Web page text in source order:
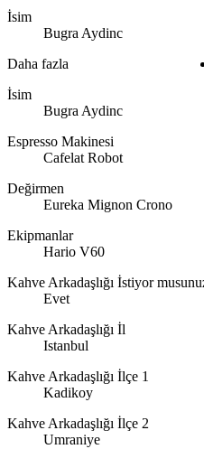
İsim
Bugra Aydinc
Daha fazla
İsim
Bugra Aydinc
Espresso Makinesi
Cafelat Robot
Değirmen
Eureka Mignon Crono
Ekipmanlar
Hario V60
Kahve Arkadaşlığı İstiyor
Evet
Kahve Arkadaşlığı İl
Istanbul
Kahve Arkadaşlığı İlçe 1
Kadikoy
Kahve Arkadaşlığı İlçe 2
Umraniye